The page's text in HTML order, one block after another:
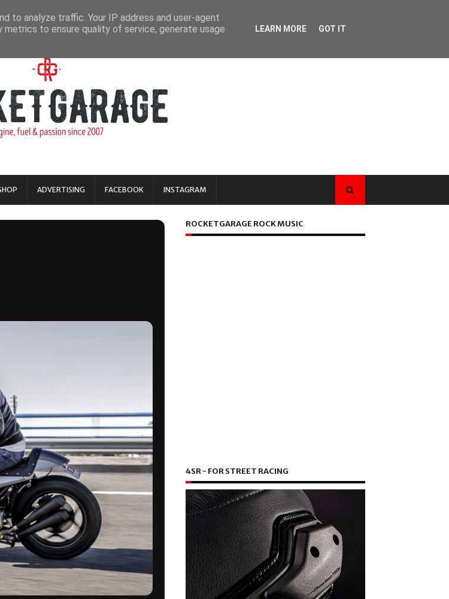
ADVERTISING FACEBOOK INSTAGRAM
ROCKETGARAGE ROCK MUSIC
4SR - FOR STREET RACING
to analyze traffic. Your IP address and user-agent
to ensure quality of service, generate usage
LEARN MORE GOT IT